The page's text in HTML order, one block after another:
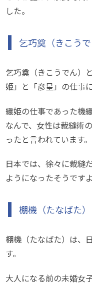
した。
乞巧奠（きこうで
乞巧奠（きこうでん）
姫」と「彦星」の仕事
織姫の仕事であった機
なんで、女性は裁縫術
ったと言われています。
日本では、徐々に裁縫
ようになったそうですよ
棚機（たなばた）
棚機（たなばた）は、
す。
大人になる前の未婚女